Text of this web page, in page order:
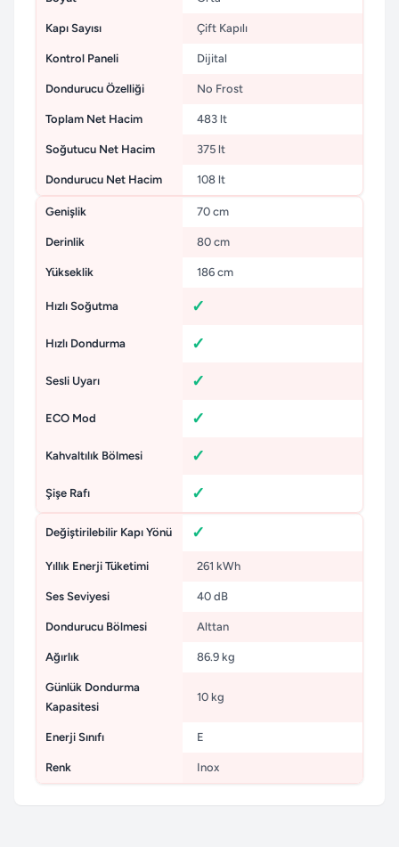
Kapı Sayısı Çift Kapılı
Kontrol Paneli Dijital
Dondurucu Özelliği No Frost
Toplam Net Hacim 483 lt
Soğutucu Net Hacim 375 lt
Dondurucu Net Hacim 108 lt
Genişlik 70 cm
Derinlik 80 cm
Yükseklik 186 cm
Hızlı Soğutma
Hızlı Dondurma
Sesli Uyarı
ECO Mod
Kahvaltılık Bölmesi
Şişe Rafı
Değiştirilebilir Kapı Yönü
Yıllık Enerji Tüketimi 261 kWh
Ses Seviyesi 40 dB
Dondurucu Bölmesi Alttan
Ağırlık 86.9 kg
Günlük Dondurma
Kapasitesi
10 kg
Enerji Sınıfı E
Renk Inox